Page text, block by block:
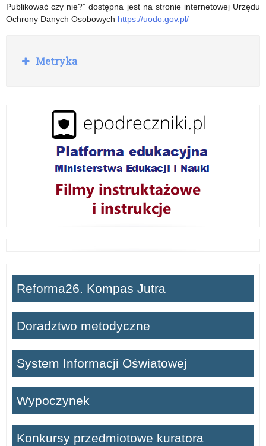
Publikować czy nie?” dostępna jest na stronie internetowej Urzędu
Ochrony Danych Osobowych https://uodo.gov.pl/
R
o
Metryka
Reforma26. Kompas Jutra
Doradztwo metodyczne
System Informacji Oświatowej
Wypoczynek
Konkursy przedmiotowe kuratora